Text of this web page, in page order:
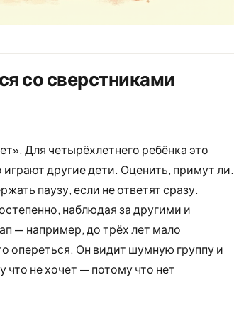
со сверстниками
Для четырёхлетнего ребёнка это
другие дети. Оценить, примут ли.
паузу, если не ответят сразу.
наблюдая за другими и
— например, до трёх лет мало
опереться. Он видит шумную группу и
что не хочет — потому что нет